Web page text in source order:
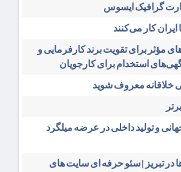
کارت گرافیک ایسوس
ایران کار می‌کنند
مؤثر برای تقویت برند کارفرمایی و
استخدام برای کارجویان
خلاقانه معروف شوید
و تولید داخلی در عرضه میلگرد
در تبریز | سئو حرفه ای سایت های